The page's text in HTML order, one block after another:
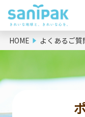
HOME よくあるご質